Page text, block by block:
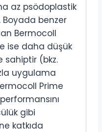
az psödoplastik
Boyada benzer
Bermocoll
ise daha düşük
sahiptir (bkz.
uygulama
Prime
gibi
katkıda